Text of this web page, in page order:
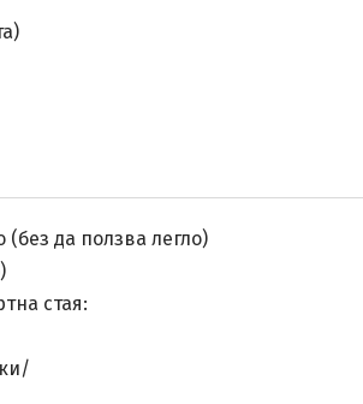
(без да ползва легло)
стая: